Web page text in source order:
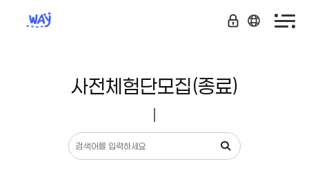
사전체험단모집(종료)